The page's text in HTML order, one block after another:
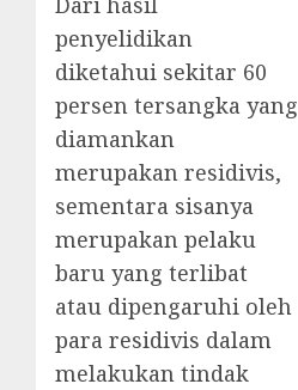
penyelidikan
diketahui sekitar 60
persen tersangka yang
diamankan
merupakan residivis,
sementara sisanya
merupakan pelaku
baru yang terlibat
atau dipengaruhi oleh
para residivis dalam
melakukan tindak